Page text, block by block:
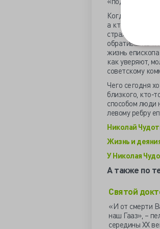
Когда корабль
а кто страдал
страждущего
обратившись к
жизнь
как уверяют,
советскому
Чего сегодня
близкого, кто-
способом люди
левому ребру
Николай
Жизнь и
У Николая
А также по
Святой
«И от смерти
наш Гааз», –
середины XX